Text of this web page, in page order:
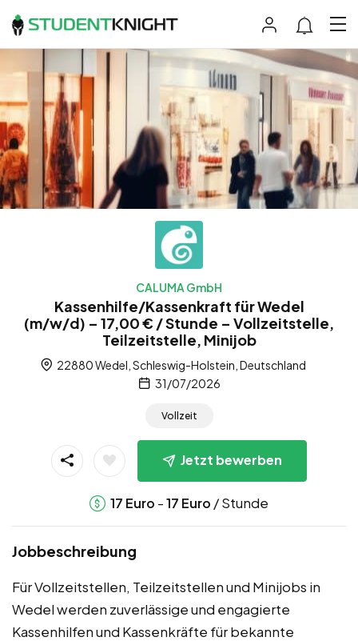
CALUMA GmbH
Kassenhilfe/Kassenkraft für Wedel
(m/w/d) – 17,00 € / Stunde – Vollzeitstelle,
Teilzeitstelle, Minijob
22880 Wedel, Schleswig-Holstein, Deutschland
31/07/2026
Vollzeit
Jetzt bewerben
17 Euro -17 Euro / Stunde
Jobbeschreibung
Für Vollzeitstellen, Teilzeitstellen und Minijobs in
Wedel werden zuverlässige und engagierte
Kassenhilfen und Kassenkräfte für bekannte